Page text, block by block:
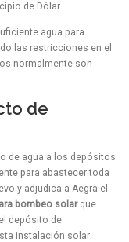
de Dólar.
agua para
las restricciones en el
normalmente son
de
de agua a los depósitos
para abastecer toda
y adjudica a Aegra el
bombeo solar que
depósito de
instalación solar